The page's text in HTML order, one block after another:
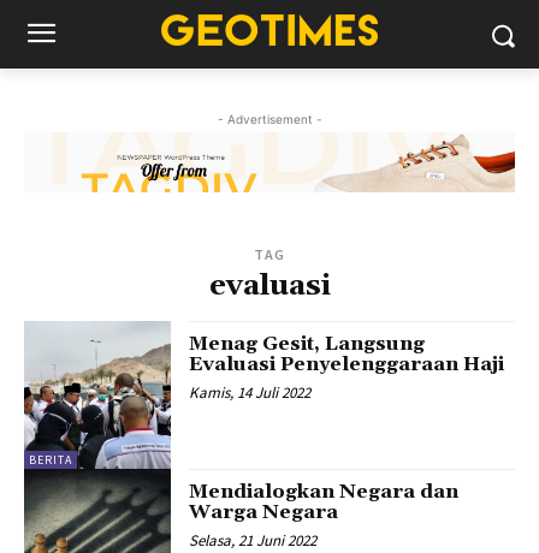
- Advertisement -
TAG
evaluasi
BERITA
Menag Gesit, Langsung
Evaluasi Penyelenggaraan Haji
Kamis, 14 Juli 2022
Mendialogkan Negara dan
Warga Negara
Selasa, 21 Juni 2022